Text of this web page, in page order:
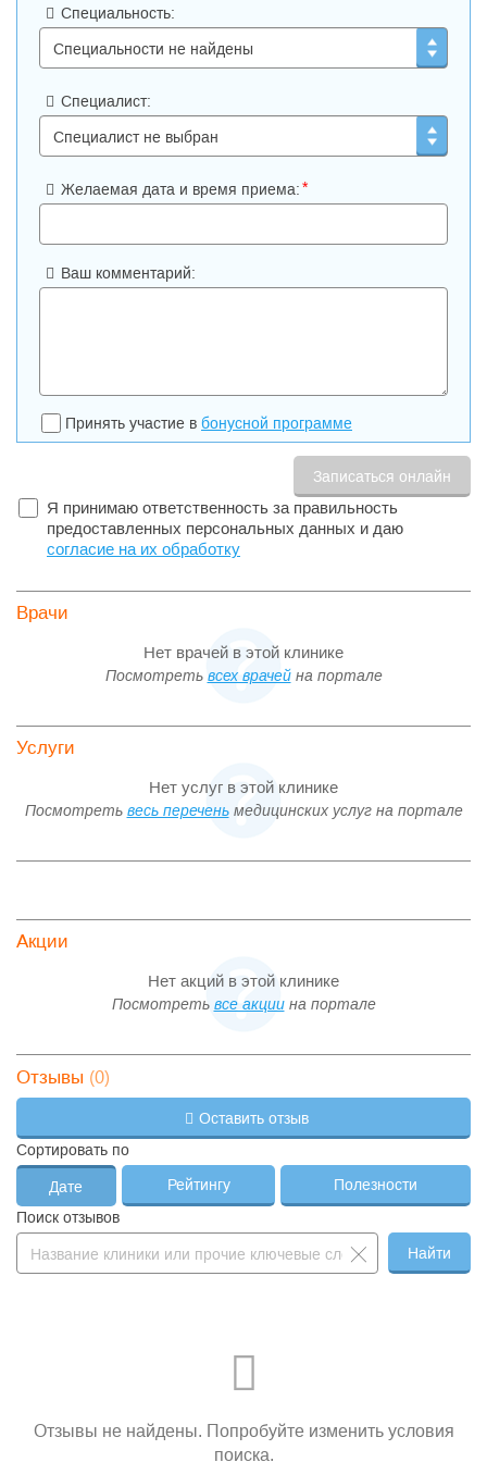
Специальность:
Специалист:
Желаемая дата и время приема:*
Ваш комментарий:
Принять участие в бонусной программе
Я принимаю ответственность за правильность
предоставленных персональных данных и даю
согласие на их обработку
Врачи
Нет врачей в этой клинике
Посмотреть всех врачейна портале
Услуги
Нет услуг в этой клинике
Посмотреть весь переченьмедицинских услуг на портале
Акции
Нет акций в этой клинике
Посмотреть все акциина портале
Отзывы (0)
Оставить отзыв
Сортировать по
Дате Рейтингу
Полезности
Поиск отзывов
Найти
Отзывы не найдены. Попробуйте изменить условия
поиска.